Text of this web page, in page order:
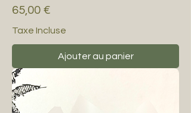
Prix
65,00 €
Taxe Incluse
Ajouter au panier